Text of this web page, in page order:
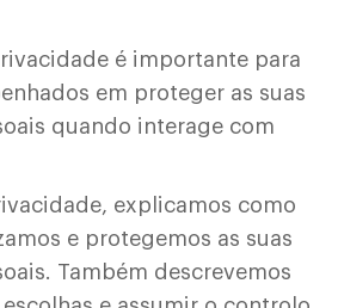
é importante para
em proteger as suas
quando interage com
explicamos como
e protegemos as suas
Também descrevemos